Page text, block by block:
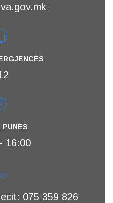
PUNËS
16:00
075 359 826